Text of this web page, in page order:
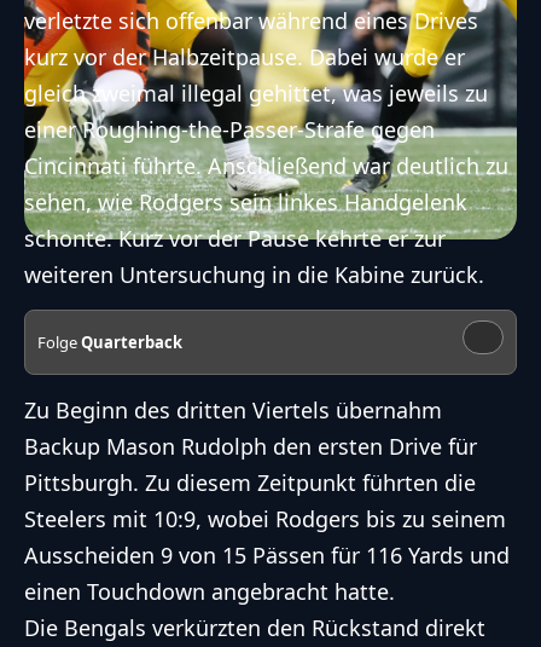
verletzte sich offenbar während eines Drives
kurz vor der Halbzeitpause. Dabei wurde er
gleich zweimal illegal gehittet, was jeweils zu
einer Roughing-the-Passer-Strafe gegen
Cincinnati führte. Anschließend war deutlich zu
sehen, wie Rodgers sein linkes Handgelenk
schonte. Kurz vor der Pause kehrte er zur
weiteren Untersuchung in die Kabine zurück.
FolgeQuarterback
Zu Beginn des dritten Viertels übernahm
Backup Mason Rudolph den ersten Drive für
Pittsburgh. Zu diesem Zeitpunkt führten die
Steelers mit 10:9, wobei Rodgers bis zu seinem
Ausscheiden 9 von 15 Pässen für 116 Yards und
einen Touchdown angebracht hatte.
Die Bengals verkürzten den Rückstand direkt